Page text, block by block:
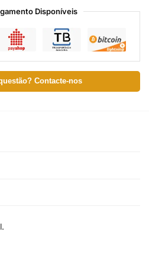
Disponíveis
Contacte-nos